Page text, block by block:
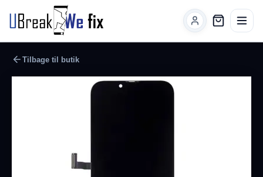
Tilbage til butik